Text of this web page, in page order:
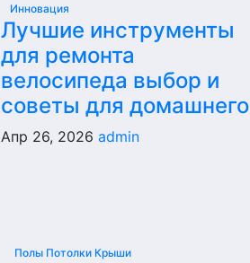
Инновация
Лучшие инструменты
для ремонта
велосипеда выбор и
советы для домашнего
Апр 26, 2026 admin
Полы Потолки Крыши